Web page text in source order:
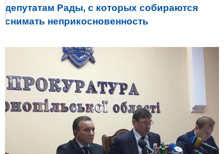
депутатам Рады, с которых собираются
снимать неприкосновенность